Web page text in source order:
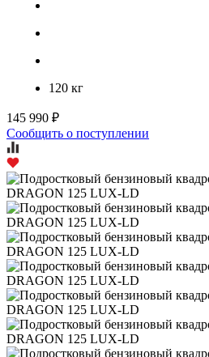
120 кг
145 990 ₽
Сообщить о поступлении